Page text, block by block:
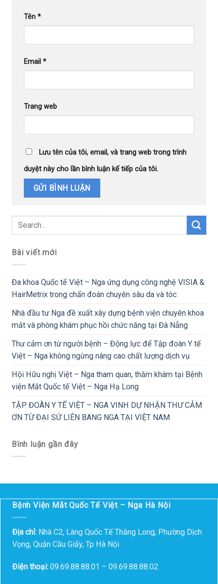
Tên *
Email *
Trang web
Lưu tên của tôi, email, và trang web trong trình
duyệt này cho lần bình luận kế tiếp của tôi.
Bài viết mới
Đa khoa Quốc tế Việt – Nga ứng dụng công nghệ VISIA &
HairMetrix trong chẩn đoán chuyên sâu da và tóc
Nhà đầu tư Nga đề xuất xây dựng bệnh viện chuyên khoa
mắt và phòng khám phục hồi chức năng tại Đà Nẵng
Thư cảm ơn từ người bệnh – Động lực để Tập đoàn Y tế
Việt – Nga không ngừng nâng cao chất lượng dịch vụ
Hội Hữu nghị Việt – Nga tham quan, thăm khám tại Bệnh
viện Mắt Quốc tế Việt – Nga Hạ Long
TẬP ĐOÀN Y TẾ VIỆT – NGA VINH DỰ NHẬN THƯ CẢM
ƠN TỪ ĐẠI SỨ LIÊN BANG NGA TẠI VIỆT NAM
Bình luận gần đây
Bệnh Viện Mắt Quốc Tế Việt – Nga Hà Nội
Địa chỉ: Nhà C2, Làng Quốc Tế Thăng Long, Phường Dịch
Vọng, Quận Cầu Giấy, Tp Hà Nội
Điện thoại: 09.69.88.88.01 – 09.69.88.88.02